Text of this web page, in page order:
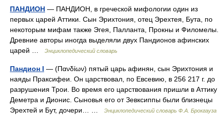
ПАНДИОН — ПАНДИОН, в греческой мифологии один из
первых царей Аттики. Сын Эрихтония, отец Эрехтея, Бута, по
некоторым мифам также Эгея, Палланта, Прокны и Филомелы.
Древние авторы иногда выделяли двух Пандионов афинских
царей …
Энциклопедический словарь
Пандион I — (Πανδίων) пятый царь афинян, сын Эрихтония и
наяды Праксифеи. Он царствовал, по Евсевию, в 256 217 г. до
разрушения Трои. Во время его царствования пришли в Аттику
Деметра и Дионис. Сыновья его от Зевксиппы были близнецы
Эрехтей и Бут, дочери… …
Энциклопедический словарь Ф.А. Брокгауза